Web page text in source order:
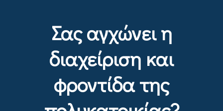
Σας αγχώνει η
διαχείριση και
φροντίδα της